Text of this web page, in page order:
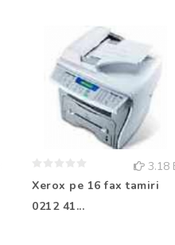
3.18
Xerox pe 16 fax tamiri
0212 41...